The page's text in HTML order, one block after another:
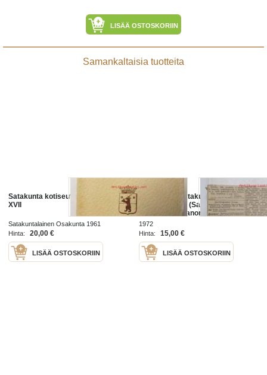
LISÄÄ OSTOSKORIIN
Samankaltaisia tuotteita
Satakunta kotiseutututkimuksia
XVII
Satakuntalainen Osakunta 1961
Hinta:
20,00 €
LISÄÄ OSTOSKORIIN
Sata vuotta satakuntalaista
sanomalehteä (Satakunta,
Satakunnan Sanomat, Satakunnan
Kansa)
1972
Hinta:
15,00 €
LISÄÄ OSTOSKORIIN